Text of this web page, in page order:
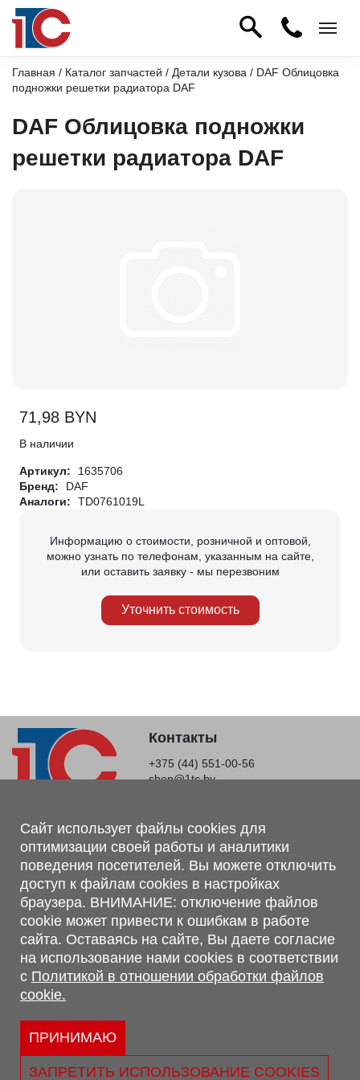
Главная / Каталог запчастей / Детали кузова / DAF Облицовка
подножки решетки радиатора DAF
DAF Облицовка подножки
решетки радиатора DAF
71,98 BYN
В наличии
Артикул:
1635706
Бренд:
DAF
Аналоги:
TD0761019L
Информацию о стоимости, розничной и оптовой,
можно узнать по телефонам, указанным на сайте,
или оставить заявку - мы перезвоним
Уточнить стоимость
Контакты
+375 (44) 551-00-56
shop@1tc.by
Магазин, склад
г. Минск, Минский р-н, п. Привольный, ул. Мира, 20А,
223062
г. Брест, ул. Лейтенанта Рябцева, 108 В, 224701
Обращаем Ваше внимание, что вся предоставленная на сайте
информация, касающаяся комплектаций, технических
характеристик, цветовых сочетаний, а также стоимости и
сервисного обслуживания носит информационный характер и
не является публичной офертой, определяемой п.2 ст.407
Гражданского кодекса Республики Беларусь.
Политика обработки персональных данных
Политикой в отношении обработки файлов cookie.
Сайт использует файлы cookies для
оптимизации своей работы и аналитики
поведения посетителей. Вы можете отключить
доступ к файлам cookies в настройках
браузера. ВНИМАНИЕ: отключение файлов
cookie может привести к ошибкам в работе
сайта. Оставаясь на сайте, Вы даете согласие
на использование нами cookies в соответствии
с Политикой в отношении обработки файлов
cookie.
ПРИНИМАЮ
ЗАПРЕТИТЬ ИСПОЛЬЗОВАНИЕ COOKIES